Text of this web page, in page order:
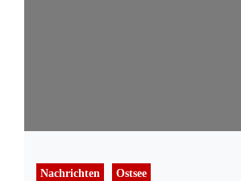
Nachrichten Ostsee